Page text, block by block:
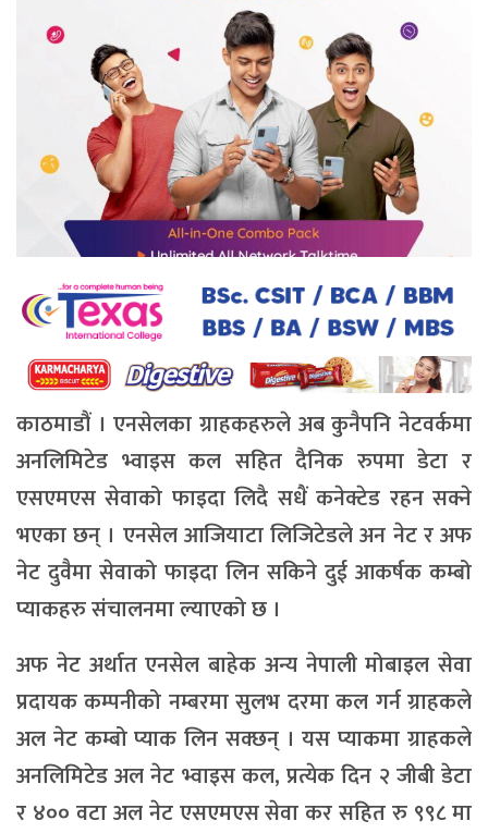
काठमाडौं । एनसेलका ग्राहकहरुले अब कुनैपनि नेटवर्कमा
अनलिमिटेड भ्वाइस कल सहित दैनिक रुपमा डेटा र
एसएमएस सेवाको फाइदा लिदै सधैं कनेक्टेड रहन सक्ने
भएका छन् । एनसेल आजियाटा लिजिटेडले अन नेट र अफ
नेट दुवैमा सेवाको फाइदा लिन सकिने दुई आकर्षक कम्बो
प्याकहरु संचालनमा ल्याएको छ ।
अफ नेट अर्थात एनसेल बाहेक अन्य नेपाली मोबाइल सेवा
प्रदायक कम्पनीको नम्बरमा सुलभ दरमा कल गर्न ग्राहकले
अल नेट कम्बो प्याक लिन सक्छन् । यस प्याकमा ग्राहकले
अनलिमिटेड अल नेट भ्वाइस कल, प्रत्येक दिन २ जीबी डेटा
र ४०० वटा अल नेट एसएमएस सेवा कर सहित रु ९९८ मा